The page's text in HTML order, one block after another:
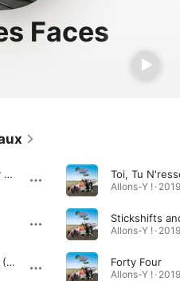
Faces
I'd Rather Drink Muddy Water
Play Something Sweet (Brickyard Blues)
Allons-Y ! · 2019
Allons-Y ! · 2019
Forty Four
Allons-Y ! · 2019